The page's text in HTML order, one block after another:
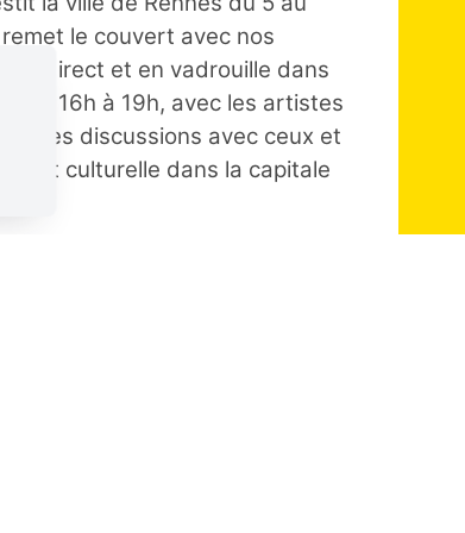
le couvert avec nos
en direct et en vadrouille dans
de 16h à 19h, avec les artistes
des discussions avec ceux et
et culturelle dans la capitale